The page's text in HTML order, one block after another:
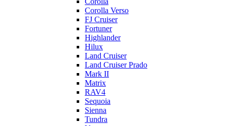
Corolla Verso
FJ Cruiser
Fortuner
Highlander
Hilux
Land Cruiser
Land Cruiser Prado
Mark II
Matrix
RAV4
Sequoia
Sienna
Tundra